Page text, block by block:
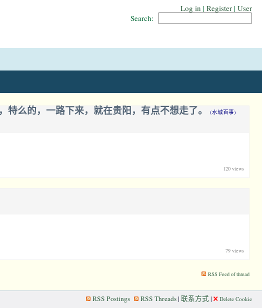
Log in | Register | User
Search:
么的，一路下来，就在贵阳，有点不想走了。 (水城百事)
120 views
79 views
RSS Feed of thread
RSS Postings RSS Threads| 联系方式 | Delete Cookie